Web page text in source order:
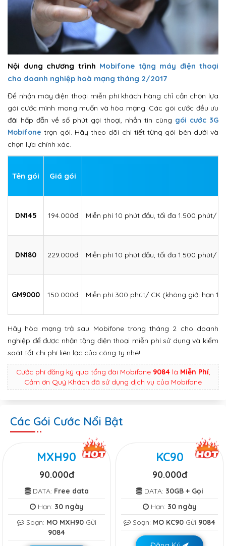
Nội dung chương trình Mobifone tặng máy điện thoại
cho doanh nghiệp hoà mạng tháng 2/2017
Để nhận máy điện thoại miễn phí khách hàng chỉ cần chọn lựa
gói cước mình mong muốn và hòa mạng. Các gói cước đều ưu
đãi hấp đẫn về số phút gọi thoại, nhắn tin cùng gói cước 3G
Mobifone trọn gói. Hãy theo dõi chi tiết từng gói bên dưới và
chọn lựa chính xác.
Tên gói Giá gói
DN145 194.000đ Miễn phí 10 phút đầu, tối đa 1.500 phút/
DN180 229.000đ Miễn phí 10 phút đầu, tối đa 1.500 phút/
GM9000 150.000đ Miễn phí 300 phút/ CK (không giới hạn
Hãy hòa mạng trả sau Mobifone trong tháng 2 cho doanh
nghiệp để được nhận tặng điện thoại miễn phí sử dụng và kiểm
soát tốt chi phí liên lạc của công ty nhé!
Cước phí đăng ký qua tổng đài Mobifone 9084là Miễn Phí,
Cảm ơn Quý Khách đã sử dụng dịch vụ của Mobifone
Các Gói Cước Nổi Bật
MXH90
90.000đ
DATA: Free data
Hạn: 30 ngày
Soạn: MO MXH90Gửi
9084
KC90
90.000đ
DATA: 30GB + Gọi
Hạn: 30 ngày
Soạn: MO KC90 Gửi 9084